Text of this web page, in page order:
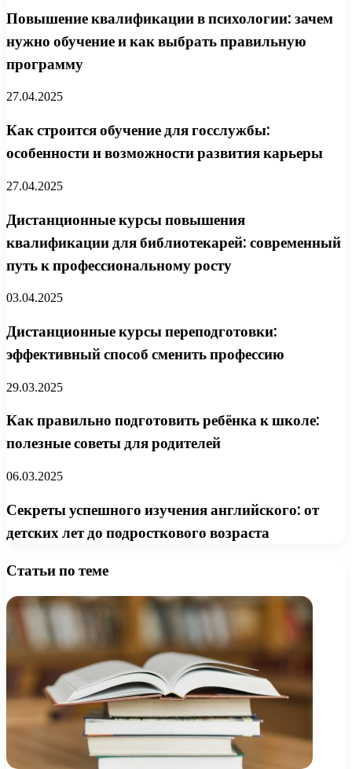
Повышение квалификации в психологии: зачем
нужно обучение и как выбрать правильную
программу
27.04.2025
Как строится обучение для госслужбы:
особенности и возможности развития карьеры
27.04.2025
Дистанционные курсы повышения
квалификации для библиотекарей: современный
путь к профессиональному росту
03.04.2025
Дистанционные курсы переподготовки:
эффективный способ сменить профессию
29.03.2025
Как правильно подготовить ребёнка к школе:
полезные советы для родителей
06.03.2025
Секреты успешного изучения английского: от
детских лет до подросткового возраста
Статьи по теме